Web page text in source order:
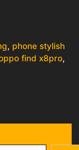
, phone stylish
find x8pro,